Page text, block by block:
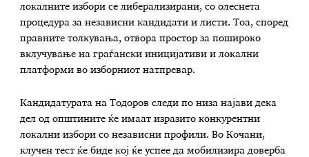
локалните избори се либерализирани, со олеснета
процедура за независни кандидати и листи. Тоа, според
правните толкувања, отвора простор за пошироко
вклучување на граѓански иницијативи и локални
платформи во изборниот натпревар.
Кандидатурата на Тодоров следи по низа најави дека
дел од општините ќе имаат изразито конкурентни
локални избори со независни профили. Во Кочани,
клучен тест ќе биде кој ќе успее да мобилизира доверба